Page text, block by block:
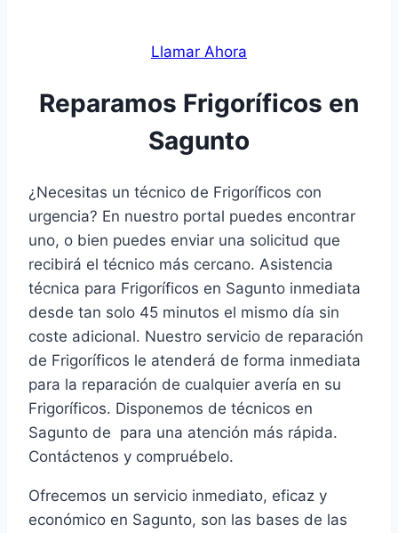
Llamar Ahora
Reparamos Frigoríficos en
Sagunto
¿Necesitas un técnico de Frigoríficos con
urgencia? En nuestro portal puedes encontrar
uno, o bien puedes enviar una solicitud que
recibirá el técnico más cercano. Asistencia
técnica para Frigoríficos en Sagunto inmediata
desde tan solo 45 minutos el mismo día sin
coste adicional. Nuestro servicio de reparación
de Frigoríficos le atenderá de forma inmediata
para la reparación de cualquier avería en su
Frigoríficos. Disponemos de técnicos en
Sagunto de para una atención más rápida.
Contáctenos y compruébelo.
Ofrecemos un servicio inmediato, eficaz y
económico en Sagunto, son las bases de las